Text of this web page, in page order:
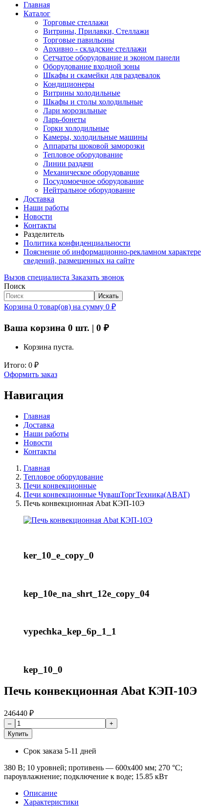
Главная
Каталог
Торговые стеллажи
Витрины, Прилавки, Стеллажи
Торговые павильоны
Архивно - складские стеллажи
Сетчатое оборудование и эконом панели
Оборудование входной зоны
Шкафы и скамейки для раздевалок
Кондиционеры
Витрины холодильные
Шкафы и столы холодильные
Лари морозильные
Ларь-бонеты
Горки холодильные
Камеры, холодильные машины
Аппараты шоковой заморозки
Тепловое оборудование
Линии раздачи
Механическое оборудование
Посудомоечное оборудование
Нейтральное оборудование
Доставка
Наши работы
Новости
Контакты
Разделитель
Политика конфиденциальности
Пояснение об информационно-рекламном характере
сведений, размещенных на сайте
Вызов специалиста Заказать звонок
Поиск
Искать
Корзина 0 товар(ов) на сумму 0 ₽
Ваша корзина 0 шт. | 0 ₽
Корзина пуста.
Итого: 0 ₽
Оформить заказ
Навигация
Главная
Доставка
Наши работы
Новости
Контакты
Главная
Тепловое оборудование
Печи конвекционные
Печи конвекционные ЧувашТоргТехника(ABAT)
Печь конвекционная Abat КЭП-10Э
ker_10_e_copy_0
kep_10e_na_shrt_12e_copy_04
vypechka_kep_6p_1_1
kep_10_0
Печь конвекционная Abat КЭП-10Э
246440 ₽
Купить
Срок заказа 5-11 дней
380 В; 10 уровней; противень — 600х400 мм; 270 °С;
пароувлажнение; подключение к воде; 15.85 кВт
Описание
Характеристики